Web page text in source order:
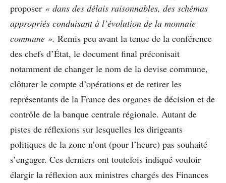
proposer « dans des délais raisonnables, des schémas
appropriés conduisant à l’évolution de la monnaie
commune ». Remis peu avant la tenue de la conférence
des chefs d’État, le document final préconisait
notamment de changer le nom de la devise commune,
clôturer le compte d’opérations et de retirer les
représentants de la France des organes de décision et de
contrôle de la banque centrale régionale. Autant de
pistes de réflexions sur lesquelles les dirigeants
politiques de la zone n’ont (pour l’heure) pas souhaité
s’engager. Ces derniers ont toutefois indiqué vouloir
élargir la réflexion aux ministres chargés des Finances